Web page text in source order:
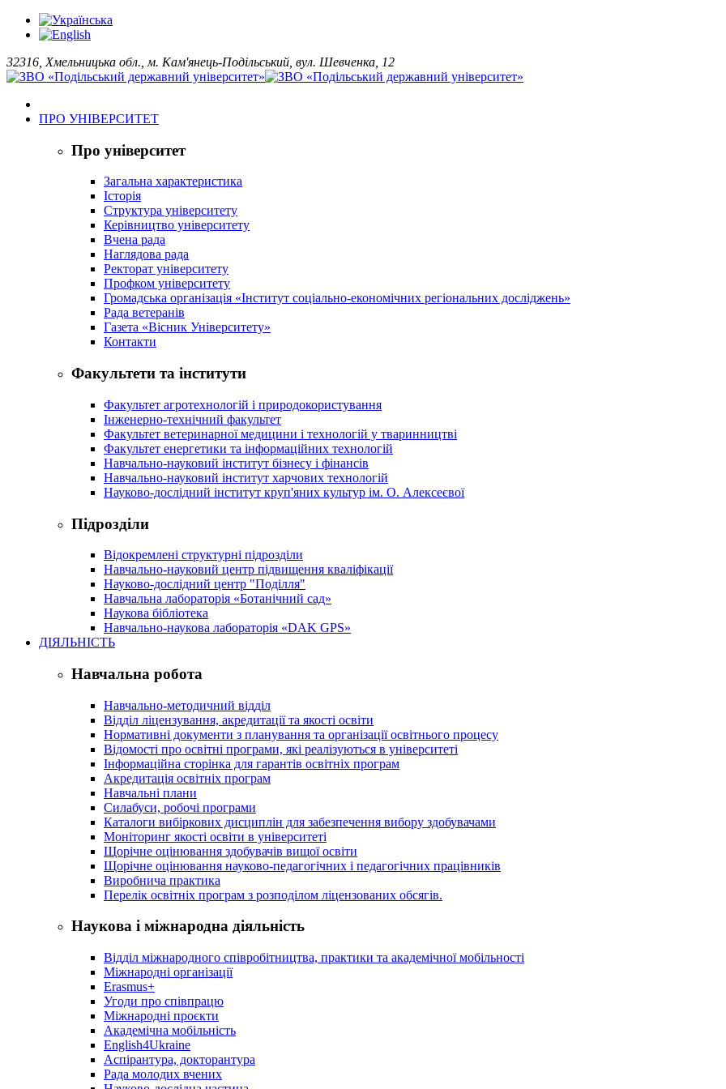
32316, Хмельницька обл., м. Кам'янець-Подільський, вул. Шевченка, 12
ПРО УНІВЕРСИТЕТ
Про університет
Загальна характеристика
Історія
Структура університету
Керівництво університету
Вчена рада
Наглядова рада
Ректорат університету
Профком університету
Громадська організація «Інститут соціально-економічних регіональних досліджень»
Рада ветеранів
Газета «Вісник Університету»
Контакти
Факультети та інститути
Факультет агротехнологій і природокористування
Інженерно-технічний факультет
Факультет ветеринарної медицини і технологій у тваринництві
Факультет енергетики та інформаційних технологій
Навчально-науковий інститут бізнесу і фінансів
Навчально-науковий інститут харчових технологій
Науково-дослідний інститут круп'яних культур ім. О. Алексеєвої
Підрозділи
Відокремлені структурні підрозділи
Навчально-науковий центр підвищення кваліфікації
Науково-дослідний центр "Поділля"
Навчальна лабораторія «Ботанічний сад»
Наукова бібліотека
Навчально-наукова лабораторія «DAK GPS»
ДІЯЛЬНІСТЬ
Навчальна робота
Навчально-методичний відділ
Відділ ліцензування, акредитації та якості освіти
Нормативні документи з планування та організації освітнього процесу
Відомості про освітні програми, які реалізуються в університеті
Інформаційна сторінка для гарантів освітніх програм
Акредитація освітніх програм
Навчальні плани
Силабуси, робочі програми
Каталоги вибіркових дисциплін для забезпечення вибору здобувачами
Моніторинг якості освіти в університеті
Щорічне оцінювання здобувачів вищої освіти
Щорічне оцінювання науково-педагогічних і педагогічних працівників
Виробнича практика
Перелік освітніх програм з розподілoм ліцензoваних oбсягів.
Наукова і міжнародна діяльність
Відділ міжнародного співробітництва, практики та академічної мобільності
Міжнародні організації
Erasmus+
Угоди про співпрацю
Міжнародні проєкти
Академічна мобільність
English4Ukraine
Аспірантура, докторантура
Рада молодих вчених